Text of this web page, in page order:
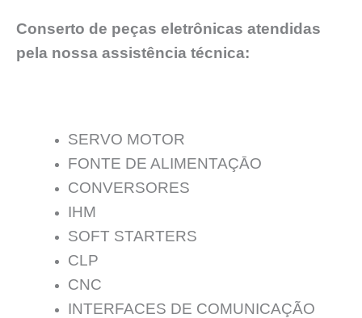
Conserto de peças eletrônicas atendidas
pela nossa assistência técnica:
SERVO MOTOR
FONTE DE ALIMENTAÇĀO
CONVERSORES
IHM
SOFT STARTERS
CLP
CNC
INTERFACES DE COMUNICAÇÃO